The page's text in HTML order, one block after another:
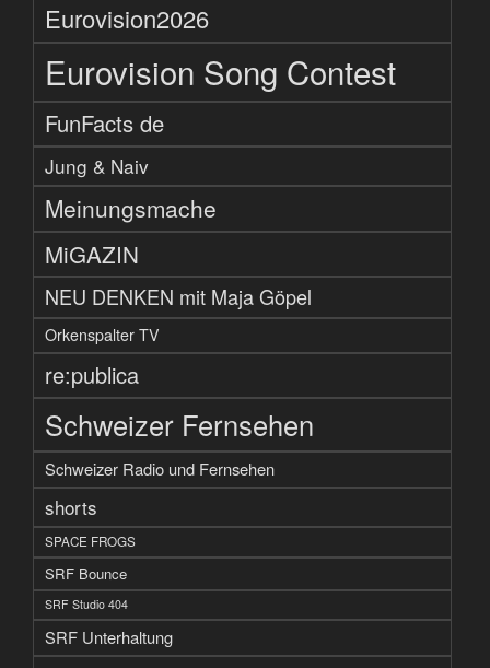
Eurovision2026
Eurovision Song Contest
FunFacts de
Jung & Naiv
Meinungsmache
MiGAZIN
NEU DENKEN mit Maja Göpel
Orkenspalter TV
re:publica
Schweizer Fernsehen
Schweizer Radio und Fernsehen
shorts
SPACE FROGS
SRF Bounce
SRF Studio 404
SRF Unterhaltung